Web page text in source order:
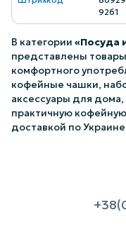
9261
В категории «Посуда
представлены
комфортного
кофейные чашки,
аксессуары для
практичную
доставкой по